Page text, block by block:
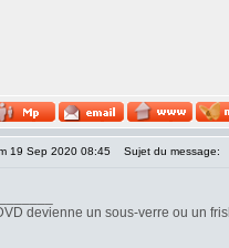
19 Sep 2020 08:45 Sujet du message:
devienne un sous-verre ou un